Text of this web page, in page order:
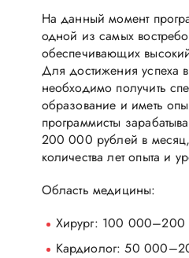
На данный момент
одной из самых
обеспечивающих
Для достижения успеха
необходимо получить
образование и иметь
программисты
200 000 рублей в месяц,
количества лет опыта и
Область медицины:
Хирург: 100
Кардиолог: 50